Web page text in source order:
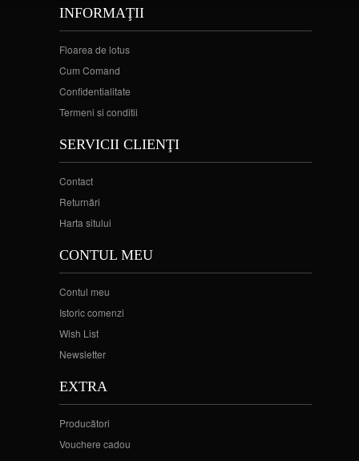
INFORMAŢII
Floarea de lotus
Cum Comand
Confidentialitate
Termeni si conditii
SERVICII CLIENŢI
Contact
Returnări
Harta sitului
CONTUL MEU
Contul meu
Istoric comenzi
Wish List
Newsletter
EXTRA
Producători
Vouchere cadou